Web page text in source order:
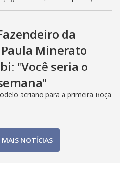
da
Minerato
"Você seria o
acriano para a primeira Roça
MAIS NOTÍCIAS